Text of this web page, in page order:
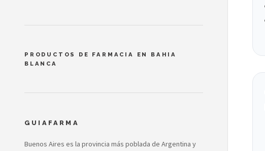
PRODUCTOS DE FARMACIA EN BAHIA
BLANCA
GUIAFARMA
Buenos Aires es la provincia más poblada de Argentina y